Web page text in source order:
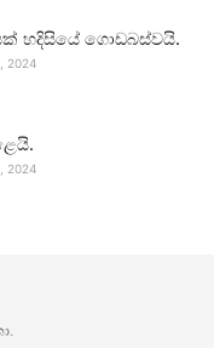
හදිසියේ ගොඩබස්වයි.
2024
2024
.